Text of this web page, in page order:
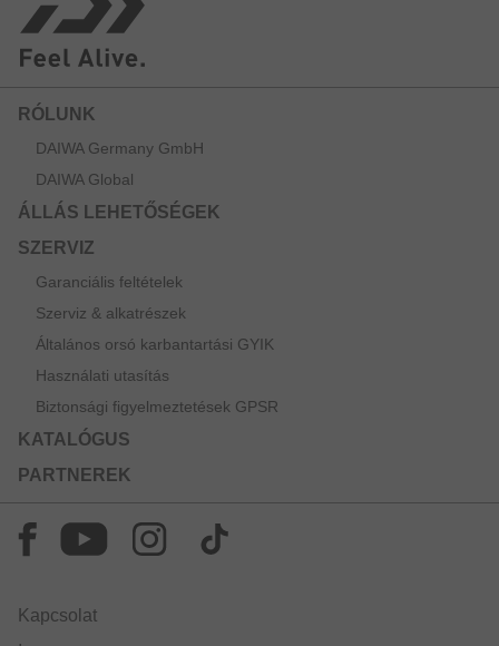
RÓLUNK
DAIWA Germany GmbH
DAIWA Global
ÁLLÁS LEHETŐSÉGEK
SZERVIZ
Garanciális feltételek
Szerviz & alkatrészek
Általános orsó karbantartási GYIK
Használati utasítás
Biztonsági figyelmeztetések GPSR
KATALÓGUS
PARTNEREK
Kapcsolat